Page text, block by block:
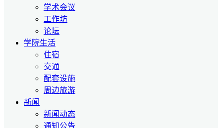
学术会议
工作坊
论坛
学院生活
住宿
交通
配套设施
周边旅游
新闻
新闻动态
通知公告